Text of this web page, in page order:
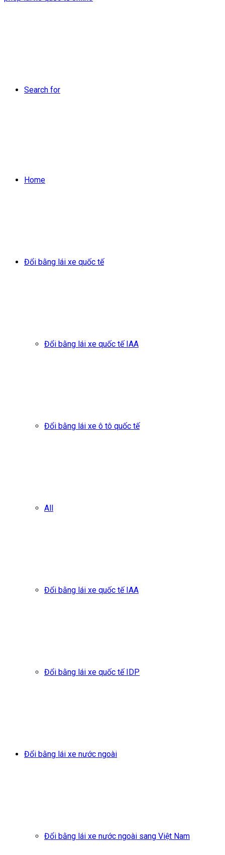
Search for
Home
Đổi bằng lái xe quốc tế
Đổi bằng lái xe quốc tế IAA
Đổi bằng lái xe ô tô quốc tế
All
Đổi bằng lái xe quốc tế IAA
Đổi bằng lái xe quốc tế IDP
Đổi bằng lái xe nước ngoài
Đổi bằng lái xe nước ngoài sang Việt Nam